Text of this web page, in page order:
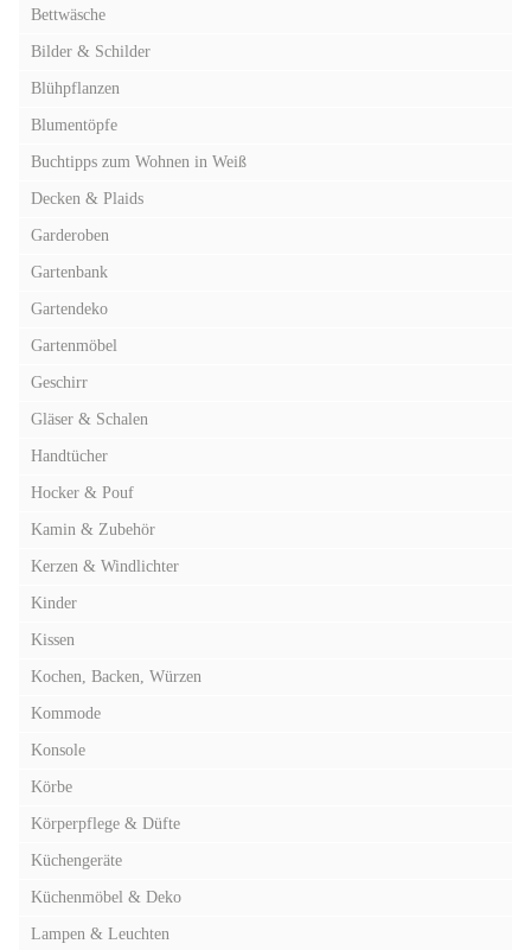
Bettwäsche
Bilder & Schilder
Blühpflanzen
Blumentöpfe
Buchtipps zum Wohnen in Weiß
Decken & Plaids
Garderoben
Gartenbank
Gartendeko
Gartenmöbel
Geschirr
Gläser & Schalen
Handtücher
Hocker & Pouf
Kamin & Zubehör
Kerzen & Windlichter
Kinder
Kissen
Kochen, Backen, Würzen
Kommode
Konsole
Körbe
Körperpflege & Düfte
Küchengeräte
Küchenmöbel & Deko
Lampen & Leuchten